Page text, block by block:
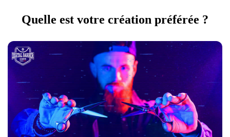
Quelle est votre création préférée ?